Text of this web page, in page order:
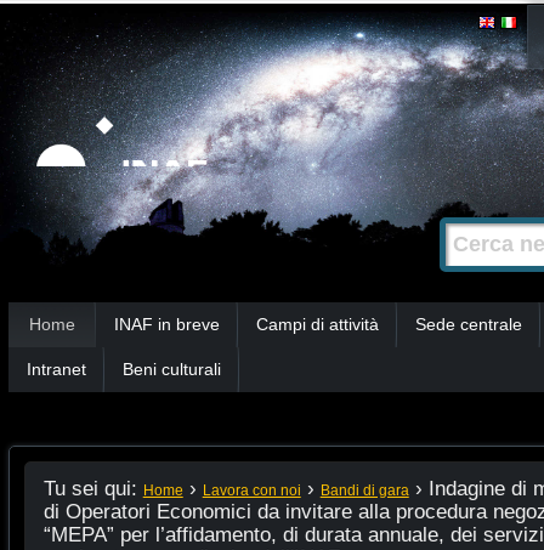
Strumenti
personali
Salta
contenuti.
|
Salta
alla
navigazione
Cerca nel
Ricerca
avanzata…
Home INAF in breve Campi di attività Sede centrale
Intranet Beni culturali
Tu sei qui: Home › Lavora con noi › Bandi di gara › Indagine di
di Operatori Economici da invitare alla procedura
“MEPA” per l’affidamento, di durata annuale, dei